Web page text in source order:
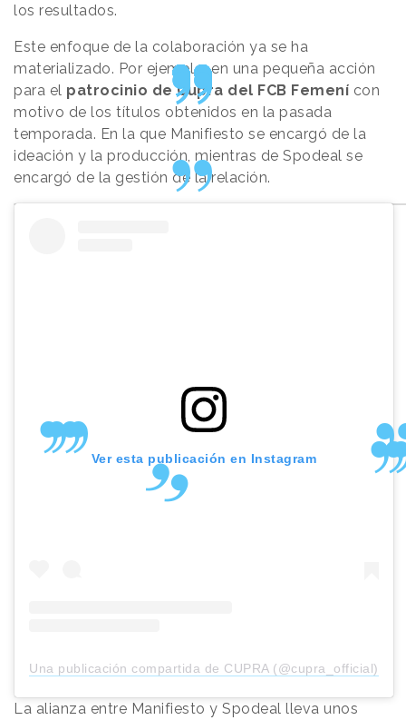
los resultados.
Este enfoque de la colaboración ya se ha
materializado. Por ejemplo, en una pequeña acción
para el patrocinio de Cupra del FCB Femení con
motivo de los títulos obtenidos en la pasada
temporada. En la que Manifiesto se encargó de la
ideación y la producción, mientras de Spodeal se
encargó de la gestión de la relación.
Ver esta publicación en Instagram
Una publicación compartida de CUPRA (@cupra_official)
La alianza entre Manifiesto y Spodeal lleva unos